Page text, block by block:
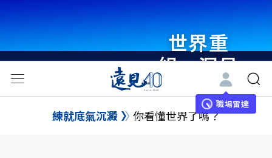
世界重
組・洞見
未來 與
世界領袖
職場雷達
練就底氣沉澱 你看懂世界了嗎？